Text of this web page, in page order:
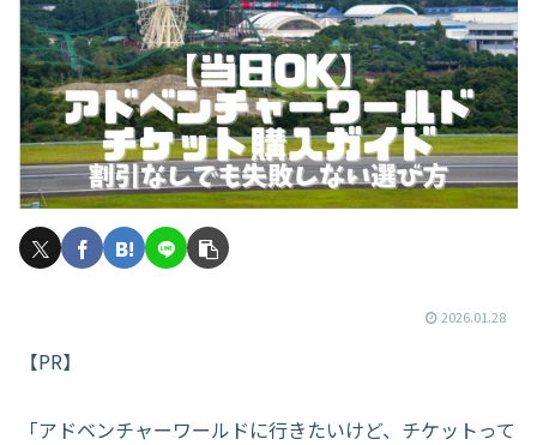
2026.01.28
【PR】
「アドベンチャーワールドに行きたいけど、チケットって